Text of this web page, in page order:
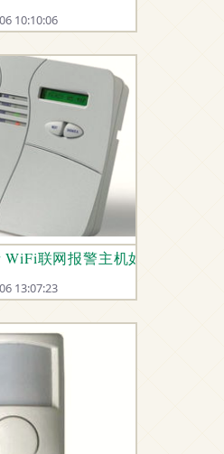
10:10:06
WiFi联网报警主机如何革新安防
13:07:23